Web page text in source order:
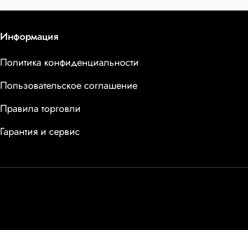
Информация
Политика конфиденциальности
Пользовательское соглашение
Правила торговли
Гарантия и сервис